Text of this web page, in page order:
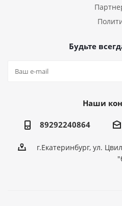
Будьте
Наши
89292240864
г.Екатеринбург, ул.